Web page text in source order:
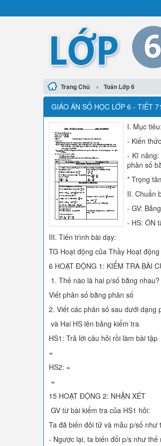
Trang Chủ › Toán Lớp 6
GIÁO ÁN SỐ HỌC LỚP 6 - TIẾT
I. Mục tiêu:
- Kiến
- Kĩ
phân số
* Trọng
II. Chuẩn
- GV:
- HS: ÔN
III. Tiến trình bài dạy:
TG Hoạt động của Thầy Hoạt
6 HOẠT ĐỘNG 1: KIỂM TRA BÀI
1. Thế nào là hai p/số bằng
Viết phân số bằng phân số
2. Viết các phân số sau dưới dạng
và Hai HS lên bảng kiểm tra
HS1: Trả lời câu hỏi rồi làm bài tập
=
HS2: =
=
15 HOẠT ĐỘNG 2: NHẬN XÉT
GV từ bài kiểm tra của HS1 hỏi:
Ta đã biến đỏi tử và mẫu p/số
- Ngược lại, ta biến đổi p/s như thế